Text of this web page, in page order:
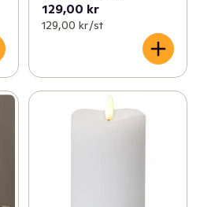
129,00 kr
129,00 kr /st